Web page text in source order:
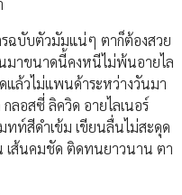
รฉบับตัวมัมแน่ๆ ตาก็ต้องสวย
นมาขนาดนี้คงหนีไม่พ้นอายไล
แล้วไม่แพนด้าระหว่างวันมา
อสซี่ ลิควิด อายไลเนอร์
ทท์สีดำเข้ม เขียนลื่นไม่สะดุด
เส้นคมชัด ติดทนยาวนาน ตา